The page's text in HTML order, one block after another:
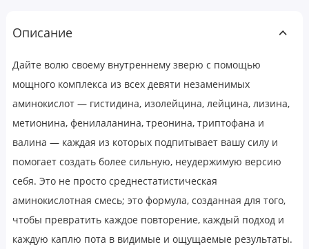
Описание
Дайте волю своему внутреннему зверю с помощью
мощного комплекса из всех девяти незаменимых
аминокислот — гистидина, изолейцина, лейцина, лизина,
метионина, фенилаланина, треонина, триптофана и
валина — каждая из которых подпитывает вашу силу и
помогает создать более сильную, неудержимую версию
себя. Это не просто среднестатистическая
аминокислотная смесь; это формула, созданная для того,
чтобы превратить каждое повторение, каждый подход и
каждую каплю пота в видимые и ощущаемые результаты.